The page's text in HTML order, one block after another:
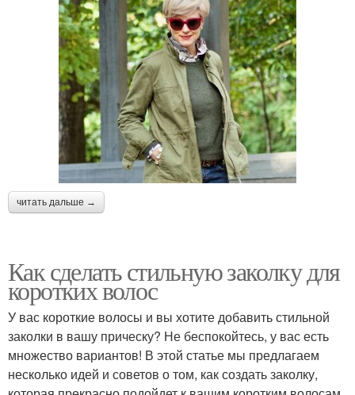
читать дальше →
Как сделать стильную заколку для
коротких волос
У вас короткие волосы и вы хотите добавить стильной
заколки в вашу прическу? Не беспокойтесь, у вас есть
множество вариантов! В этой статье мы предлагаем
несколько идей и советов о том, как создать заколку,